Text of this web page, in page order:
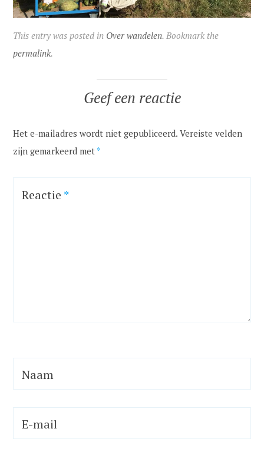
This entry was posted in Over wandelen. Bookmark the
permalink.
Geef een reactie
Het e-mailadres wordt niet gepubliceerd. Vereiste velden
zijn gemarkeerd met *
Reactie *
Naam
E-mail